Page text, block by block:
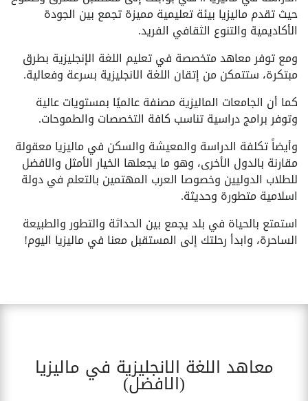
حيث تقدم ماليزيا بيئة تعليمية مميزة تجمع بين الجودة
الأكاديمية والتنوع الثقافي الفريد.
ومع توفر معاهد متخصصة في تعليم اللغة الإنجليزية بطرق
مبتكرة، ستتمكن من إتقان اللغة الانجليزية بسرعة وفعالية.
كما أن الجامعات الماليزية مصنفة عالميًا بمستويات عالية
وتوفر برامج دراسية تناسب كافة التخصصات والطموحات.
وأيضاً تكلفة الدراسة والمعيشة والسكن في ماليزيا معقولة
مقارنة بالدول الأخرى، وهو ما يجعلها الخيار الأمثل والافضل
للطلاب الدوليين وخصوصا العرب المهتمين بالتعلم في دولة
اسلامية متطورة وحديثة.
استمتع بالحياة في بلد يجمع بين الحداثة والتطور والطبيعة
الساحرة، وابدأ رحلتك إلى المستقبل معنا في ماليزيا اليوم!
معاهد اللغة الانجليزية في ماليزيا
(الافضل)